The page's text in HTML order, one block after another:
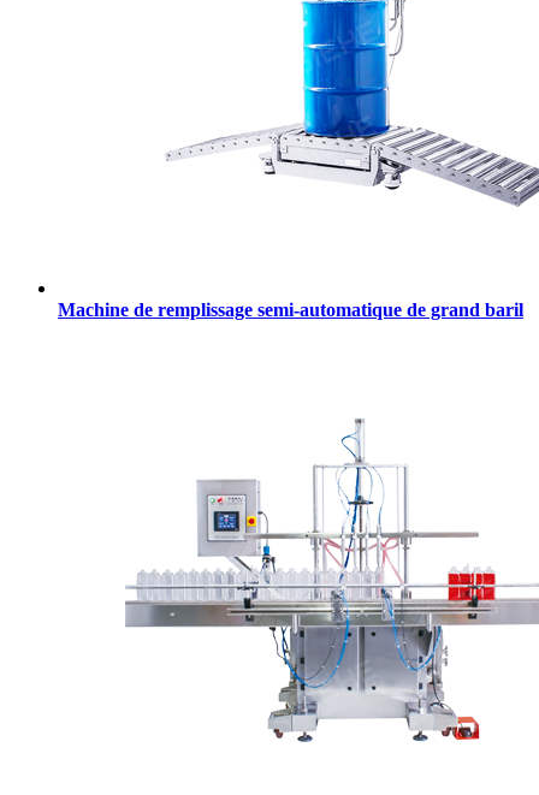
Machine de remplissage semi-automatique de grand baril